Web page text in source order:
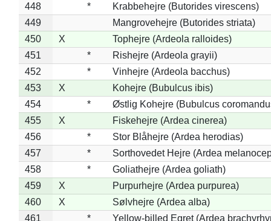
448
*
Krabbehejre (Butorides virescens)
449
Mangrovehejre (Butorides striata)
450
X
Tophejre (Ardeola ralloides)
451
*
Rishejre (Ardeola grayii)
452
*
Vinhejre (Ardeola bacchus)
453
X
Kohejre (Bubulcus ibis)
454
*
Østlig Kohejre (Bubulcus
455
X
Fiskehejre (Ardea cinerea)
456
*
Stor Blåhejre (Ardea herodias)
457
*
Sorthovedet Hejre (Ardea
458
*
Goliathejre (Ardea goliath)
459
X
Purpurhejre (Ardea purpurea)
460
X
Sølvhejre (Ardea alba)
461
*
Yellow-billed Egret (Ardea